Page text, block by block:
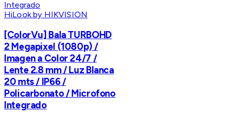
HiLook by HIKVISION
[ColorVu] Bala TURBOHD
2 Megapixel (1080p) /
Imagen a Color 24/7 /
Lente 2.8 mm / Luz Blanca
20 mts / IP66 /
Policarbonato / Microfono
Integrado